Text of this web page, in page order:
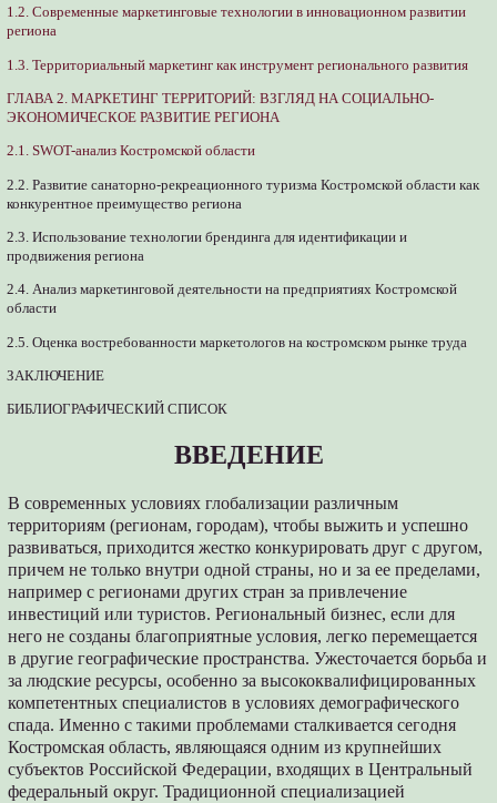
1.2. Современные маркетинговые технологии в инновационном развитии
региона
1.3. Территориальный маркетинг как инструмент регионального развития
ГЛАВА 2. МАРКЕТИНГ ТЕРРИТОРИЙ: ВЗГЛЯД НА СОЦИАЛЬНО-
ЭКОНОМИЧЕСКОЕ РАЗВИТИЕ РЕГИОНА
2.1. SWOT-анализ Костромской области
2.2. Развитие санаторно-рекреационного туризма Костромской области как
конкурентное преимущество региона
2.3. Использование технологии брендинга для идентификации и
продвижения региона
2.4. Анализ маркетинговой деятельности на предприятиях Костромской
области
2.5. Оценка востребованности маркетологов на костромском рынке труда
ЗАКЛЮЧЕНИЕ
БИБЛИОГРАФИЧЕСКИЙ СПИСОК
ВВЕДЕНИЕ
В современных условиях глобализации различным
территориям (регионам, городам), чтобы выжить и успешно
развиваться, приходится жестко конкурировать друг с другом,
причем не только внутри одной страны, но и за ее пределами,
например с регионами других стран за привлечение
инвестиций или туристов. Региональный бизнес, если для
него не созданы благоприятные условия, легко перемещается
в другие географические пространства. Ужесточается борьба и
за людские ресурсы, особенно за высококвалифицированных
компетентных специалистов в условиях демографического
спада. Именно с такими проблемами сталкивается сегодня
Костромская область, являющаяся одним из крупнейших
субъектов Российской Федерации, входящих в Центральный
федеральный округ. Традиционной специализацией